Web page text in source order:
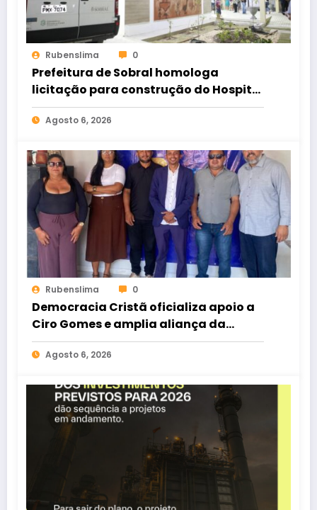
Rubenslima 0
Prefeitura de Sobral homologa
licitação para construção do Hospital
de Taperuaba
Agosto 6, 2026
Rubenslima 0
Democracia Cristã oficializa apoio a
Ciro Gomes e amplia aliança da
oposição no Ceará
Agosto 6, 2026